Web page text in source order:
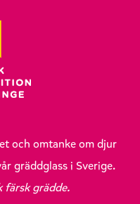
och omtanke om djur
gräddglass i Sverige.
färsk grädde.